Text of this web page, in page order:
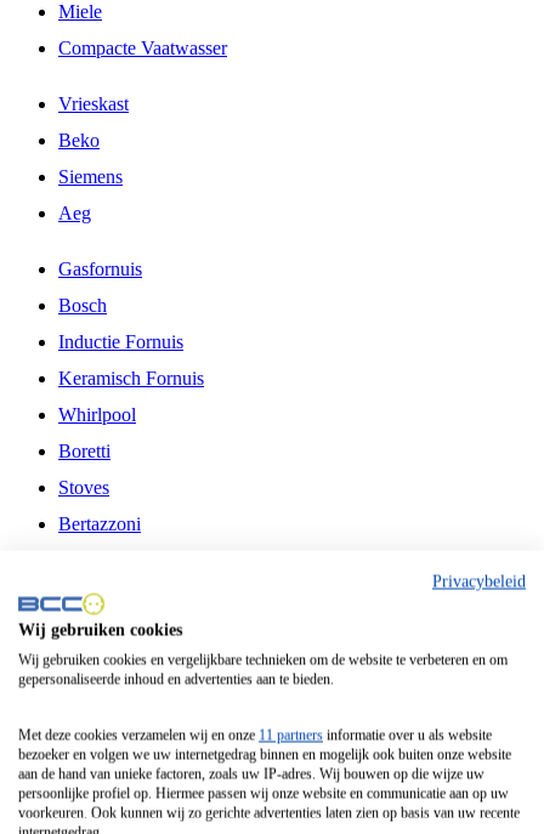
Miele
Compacte Vaatwasser
Vrieskast
Beko
Siemens
Aeg
Gasfornuis
Bosch
Inductie Fornuis
Keramisch Fornuis
Whirlpool
Boretti
Stoves
Bertazzoni
Fitelli
Airfryer
Frituurpan
Contactgrill
Broodbakmachine
Broodrooster
Privacybeleid
Wij gebruiken cookies
Wij gebruiken cookies en vergelijkbare technieken om de website te verbeteren en om
gepersonaliseerde inhoud en advertenties aan te bieden.
Met deze cookies verzamelen wij en onze 11 partners informatie over u als website
bezoeker en volgen we uw internetgedrag binnen en mogelijk ook buiten onze website
aan de hand van unieke factoren, zoals uw IP-adres. Wij bouwen op die wijze uw
persoonlijke profiel op. Hiermee passen wij onze website en communicatie aan op uw
voorkeuren. Ook kunnen wij zo gerichte advertenties laten zien op basis van uw recente